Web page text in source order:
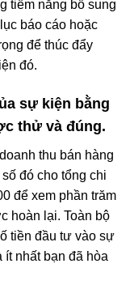
tiềm năng bổ sung
báo cáo hoặc
để thúc đẩy
đó.
sự kiện bằng
thử và đúng.
thu bán hàng
đó cho tổng chi
để xem phần trăm
hoàn lại. Toàn bộ
tiền đầu tư vào sự
ít nhất bạn đã hòa